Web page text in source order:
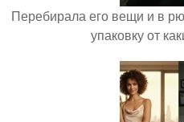
Перебирала его вещи и в
упаковку от